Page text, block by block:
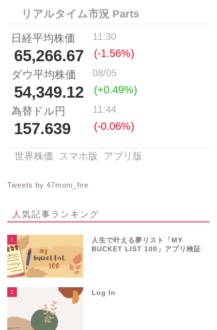
Tweets by 47moni_fire
人気記事ランキング
1
人生で叶える夢リスト「MY
BUCKET LIST 100」アプリ検証
2 Log In